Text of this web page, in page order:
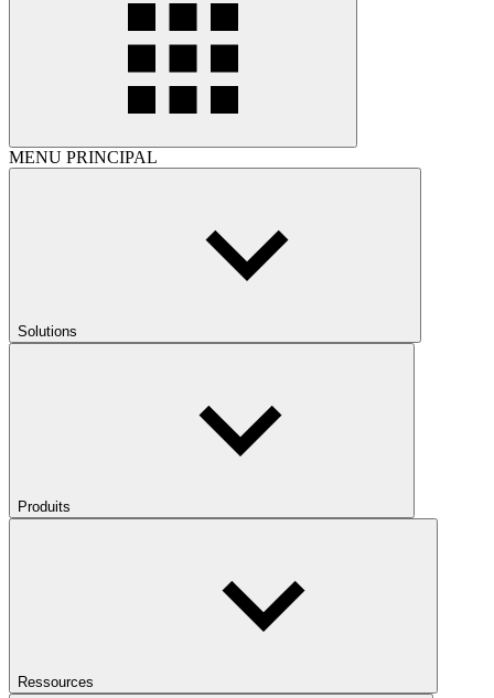
MENU PRINCIPAL
Solutions
Produits
Ressources